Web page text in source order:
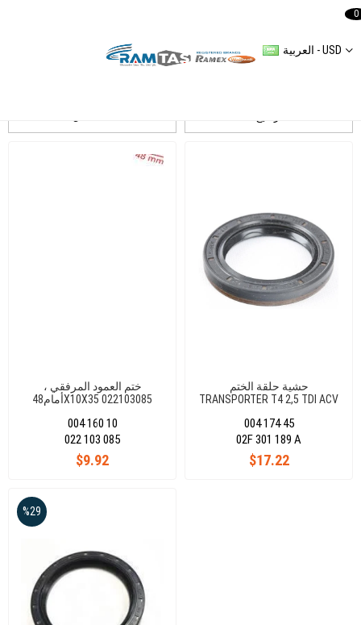
العربية - USD
0
ختم العمود المرفقي ،
أمام48X10X35 022103085
004 160 10
$9.92
022 103 085
حشية حلقة الختم
TRANSPORTER T4 2,5 TDI ACV
004 174 45
$17.22
02F 301 189 A
%29